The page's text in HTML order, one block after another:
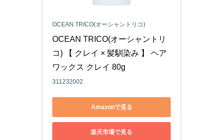
OCEAN TRICO(オーシャントリコ)
OCEAN TRICO(オーシャントリ
コ) 【 クレイ × 髪馴染み 】 ヘア
ワックス クレイ 80g
311232002
Amazonで見る
楽天市場で見る